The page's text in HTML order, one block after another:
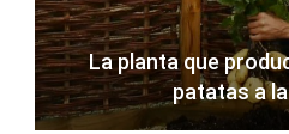
La planta que
patatas a